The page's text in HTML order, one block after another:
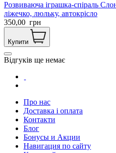
Розвиваюча іграшка-спіраль
ліжечко, люльку, автокрісло
350,00 грн
Купити
Відгуків ще немає
Про нас
Доставка і оплата
Контакти
Блог
Бонусы и Акции
Навигация по сайту